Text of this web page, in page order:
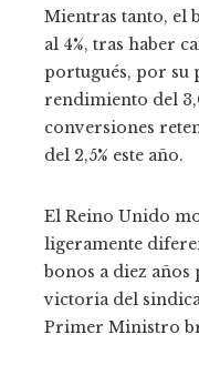
Mientras tanto, el
al 4%, tras haber
portugués, por su
rendimiento del
conversiones
del 2,5% este año.
El Reino Unido
ligeramente
bonos a diez años
victoria del
Primer Ministro